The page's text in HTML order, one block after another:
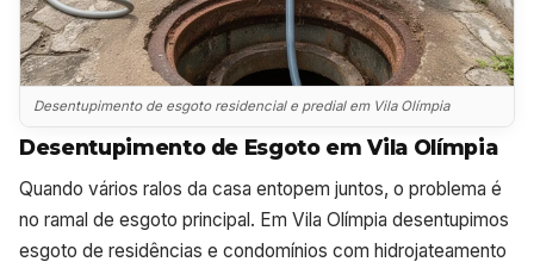
Desentupimento de esgoto residencial e predial em Vila Olímpia
Desentupimento de Esgoto em Vila Olímpia
Quando vários ralos da casa entopem juntos, o problema é
no ramal de esgoto principal. Em Vila Olímpia desentupimos
esgoto de residências e condomínios com hidrojateamento